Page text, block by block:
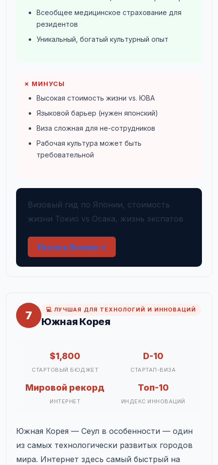
Всеобщее медицинское страхование для
резидентов
Уникальный, богатый культурный опыт
✗ МИНУСЫ
Высокая стоимость жизни vs. ЮВА
Языковой барьер (нужен японский)
Виза сложная для не-сотрудников
Рабочая культура может быть
требовательной
Визовый гид по Японии, стоимость
жизни Токио vs Осака, жизнь экспатов
Изучить Японию →
7 💻 ЛУЧШАЯ ДЛЯ ТЕХНОЛОГИЙ И ИННОВАЦИЙ
Южная Корея
$1,800
СТАРТОВЫЙ БЮДЖЕТ
D-10
СТАРТАП-ВИЗА
Мировой рекорд
ИНТЕРНЕТ
Топ-10
ИНДЕКС ИННОВАЦИЙ
Южная Корея — Сеул в особенности — один
из самых технологически развитых городов
мира. Интернет здесь самый быстрый на